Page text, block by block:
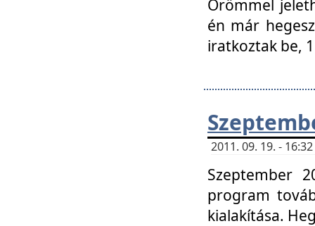
Örömmel
én már
iratkoztak be,
2011. 09. 19. -
Szeptember
program
kialakítása.